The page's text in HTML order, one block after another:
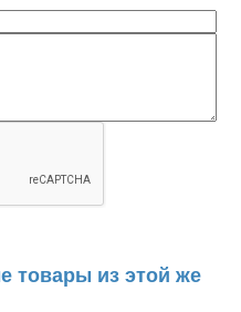
товары из этой же